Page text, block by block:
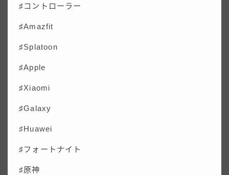
♯コントローラー
♯Amazfit
♯Splatoon
♯Apple
♯Xiaomi
♯Galaxy
♯Huawei
♯フォートナイト
♯原神